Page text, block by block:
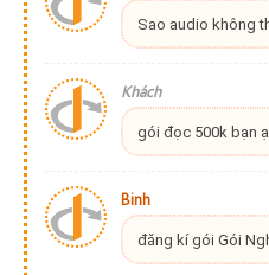
Sao audio không
Khách
gói đọc 500k bạn ạ
Binh
đăng kí gói Gói